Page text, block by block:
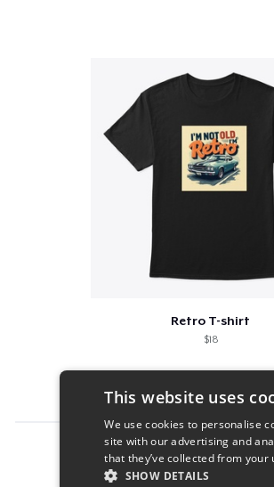
Retro T-shirt
$18
Report this product
This website uses
We use cookies to personalise
site with our advertising and
that they’ve collected from your
SHOW DETAILS